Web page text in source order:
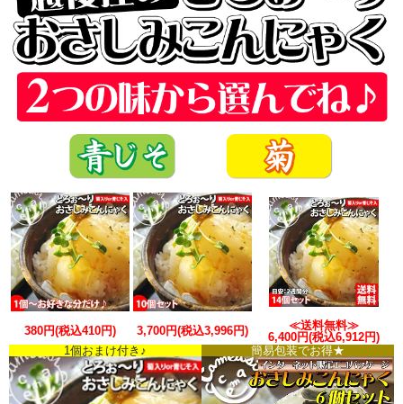
380円(税込410円) 3,700円(税込3,996円)
≪送料無料≫
6,400円(税込6,912円)
1個おまけ付き♪
簡易包装でお得★